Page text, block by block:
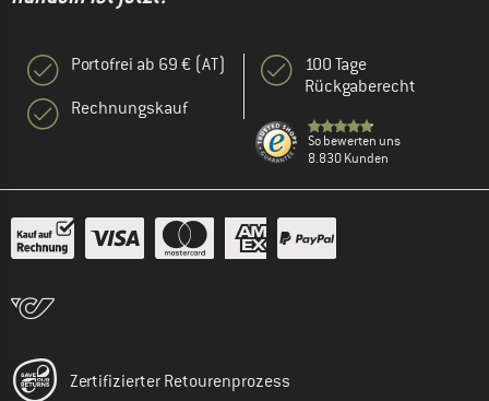
Portofrei ab 69 € (AT)
Rechnungskauf
100 Tage
Rückgaberecht
So bewerten uns
8.830 Kunden
Zertifizierter Retourenprozess